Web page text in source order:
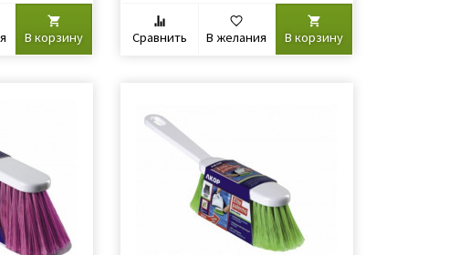
В корзину Сравнить В желания В корзину